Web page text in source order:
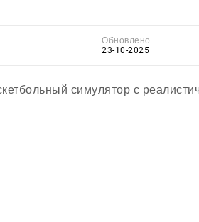
Обновлено
23-10-2025
симулятор с